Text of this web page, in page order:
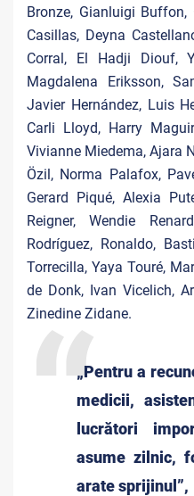
Bronze, Gianluigi Buffon,
Casillas, Deyna
Corral, El Hadji Diouf,
Magdalena Eriksson,
Javier Hernández, Luis
Carli Lloyd, Harry
Vivianne Miedema, Ajara
Özil, Norma Palafox,
Gerard Piqué, Alexia
Reigner, Wendie
Rodríguez, Ronaldo,
Torrecilla, Yaya Touré,
de Donk, Ivan Vicelich,
Zinedine Zidane.
„Pentru a
medicii,
lucrători
asume zilnic,
arate sprijinul”,